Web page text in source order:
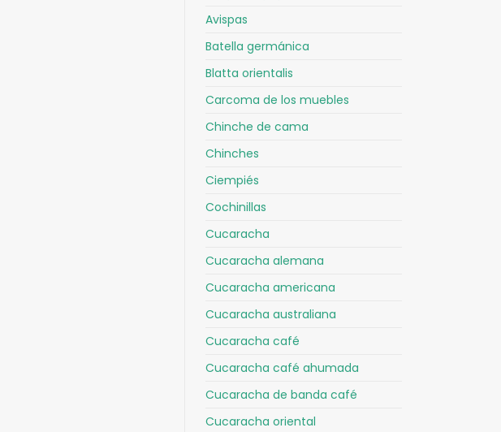
Avispas
Batella germánica
Blatta orientalis
Carcoma de los muebles
Chinche de cama
Chinches
Ciempiés
Cochinillas
Cucaracha
Cucaracha alemana
Cucaracha americana
Cucaracha australiana
Cucaracha café
Cucaracha café ahumada
Cucaracha de banda café
Cucaracha oriental